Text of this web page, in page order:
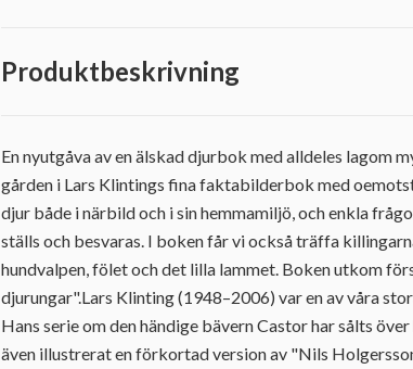
Produktbeskrivning
En nyutgåva av en älskad djurbok med alldeles
gården i Lars Klintings fina faktabilderbok med
djur både i närbild och i sin hemmamiljö, och enkla
ställs och besvaras. I boken får vi också träffa
hundvalpen, fölet och det lilla lammet. Boken utkom
djurungar".Lars Klinting (1948–2006) var en av våra
Hans serie om den händige bävern Castor har sålts
även illustrerat en förkortad version av "Nils